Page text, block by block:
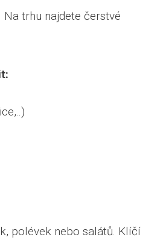
trhu najdete čerstvé
polévek nebo salátů. Klíčí